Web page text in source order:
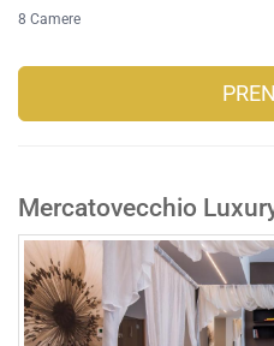
8 Camere
Mercatovecchio